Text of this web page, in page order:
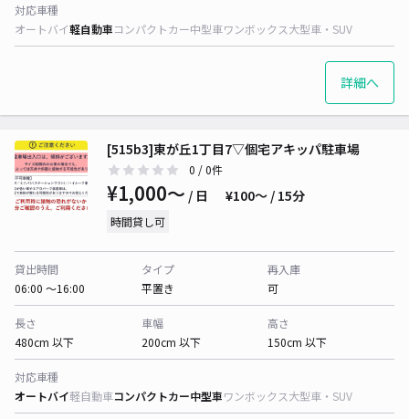
対応車種
オートバイ軽自動車コンパクトカー中型車ワンボックス大型車・SUV
詳細へ
[515b3]東が丘1丁目7▽個宅アキッパ駐車場
0 / 0件
¥1,000〜 / 日 ¥100〜 / 15分
時間貸し可
貸出時間
06:00 〜16:00
タイプ
平置き
再入庫
可
長さ
480cm 以下
車幅
200cm 以下
高さ
150cm 以下
対応車種
オートバイ軽自動車コンパクトカー中型車ワンボックス大型車・SUV